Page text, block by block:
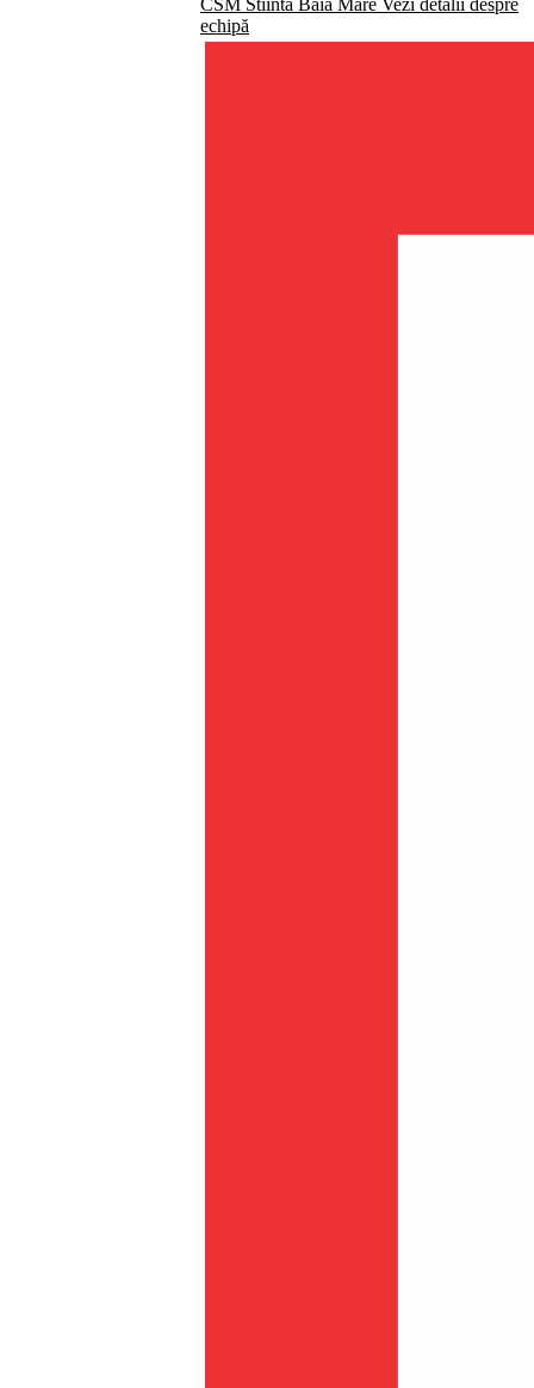
CSM Stiinta Baia Mare Vezi detalii despre
echipă